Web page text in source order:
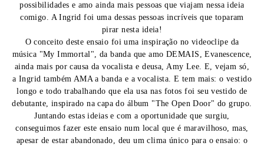
possibilidades e amo ainda mais pessoas que viajam nessa ideia
comigo. A Ingrid foi uma dessas pessoas incríveis que toparam
pirar nesta ideia!
O conceito deste ensaio foi uma inspiração no videoclipe da
música "My Immortal", da banda que amo DEMAIS, Evanescence,
ainda mais por causa da vocalista e deusa, Amy Lee. E, vejam só,
a Ingrid também AMA a banda e a vocalista. E tem mais: o vestido
longo e todo trabalhando que ela usa nas fotos foi seu vestido de
debutante, inspirado na capa do álbum "The Open Door" do grupo.
Juntando estas ideias e com a oportunidade que surgiu,
conseguimos fazer este ensaio num local que é maravilhoso, mas,
apesar de estar abandonado, deu um clima único para o ensaio: o